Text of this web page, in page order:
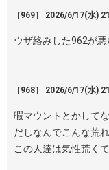
［969］ 2026/6/17(水)
ウザ絡みした962が悪
［968］ 2026/6/17(水)
暇マウントとかして
だしなんでこんな荒
この人達は気性荒く